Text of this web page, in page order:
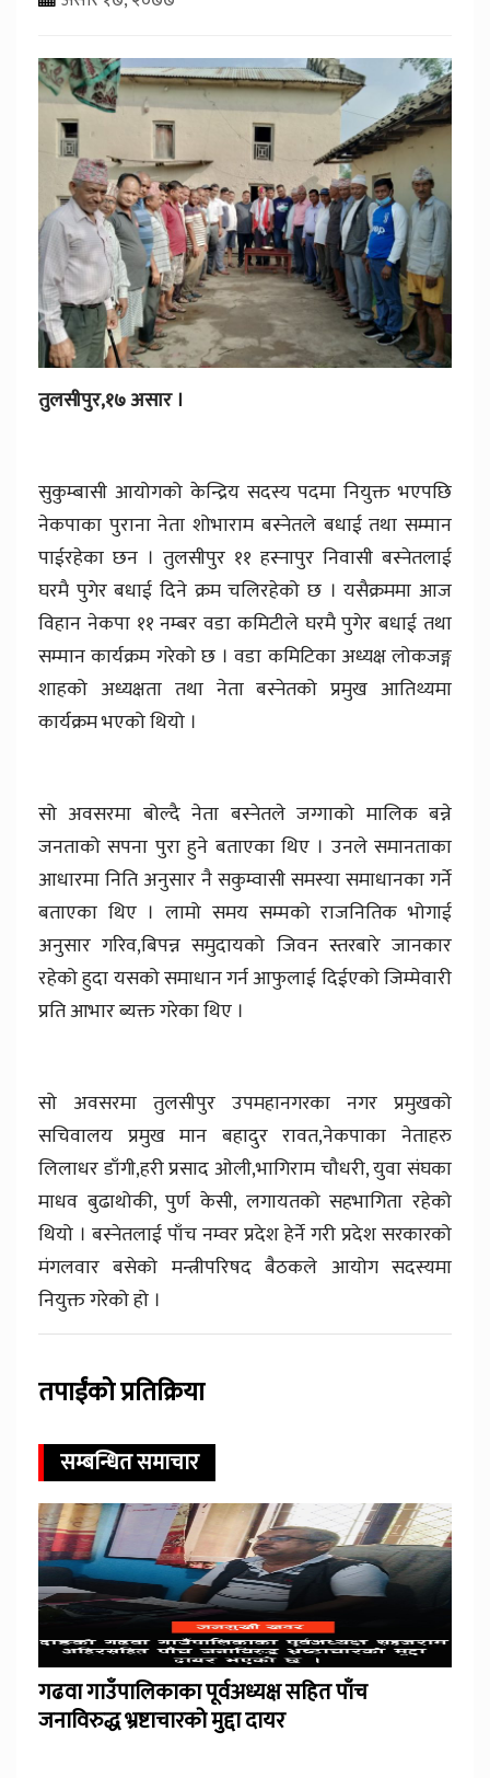
तुलसीपुर,१७ असार ।
सुकुम्बासी आयोगको केन्द्रिय सदस्य पदमा नियुक्त भएपछि
नेकपाका पुराना नेता शोभाराम बस्नेतले बधाई तथा सम्मान
पाईरहेका छन । तुलसीपुर ११ हस्नापुर निवासी बस्नेतलाई
घरमै पुगेर बधाई दिने क्रम चलिरहेको छ । यसैक्रममा आज
विहान नेकपा ११ नम्बर वडा कमिटीले घरमै पुगेर बधाई तथा
सम्मान कार्यक्रम गरेको छ । वडा कमिटिका अध्यक्ष लोकजङ्ग
शाहको अध्यक्षता तथा नेता बस्नेतको प्रमुख आतिथ्यमा
कार्यक्रम भएको थियो ।
सो अवसरमा बोल्दै नेता बस्नेतले जग्गाको मालिक बन्ने
जनताको सपना पुरा हुने बताएका थिए । उनले समानताका
आधारमा निति अनुसार नै सकुम्वासी समस्या समाधानका गर्ने
बताएका थिए । लामो समय सम्मको राजनितिक भोगाई
अनुसार गरिव,बिपन्न समुदायको जिवन स्तरबारे जानकार
रहेको हुदा यसको समाधान गर्न आफुलाई दिईएको जिम्मेवारी
प्रति आभार ब्यक्त गरेका थिए ।
सो अवसरमा तुलसीपुर उपमहानगरका नगर प्रमुखको
सचिवालय प्रमुख मान बहादुर रावत,नेकपाका नेताहरु
लिलाधर डाँगी,हरी प्रसाद ओली,भागिराम चौधरी, युवा संघका
माधव बुढाथोकी, पुर्ण केसी, लगायतको सहभागिता रहेको
थियो । बस्नेतलाई पाँच नम्वर प्रदेश हेर्ने गरी प्रदेश सरकारको
मंगलवार बसेको मन्त्रीपरिषद बैठकले आयोग सदस्यमा
नियुक्त गरेको हो ।
तपाईंको प्रतिक्रिया
सम्बन्धित समाचार
गढवा गाउँपालिकाका पूर्वअध्यक्ष सहित पाँच
जनाविरुद्ध भ्रष्टाचारको मुद्दा दायर